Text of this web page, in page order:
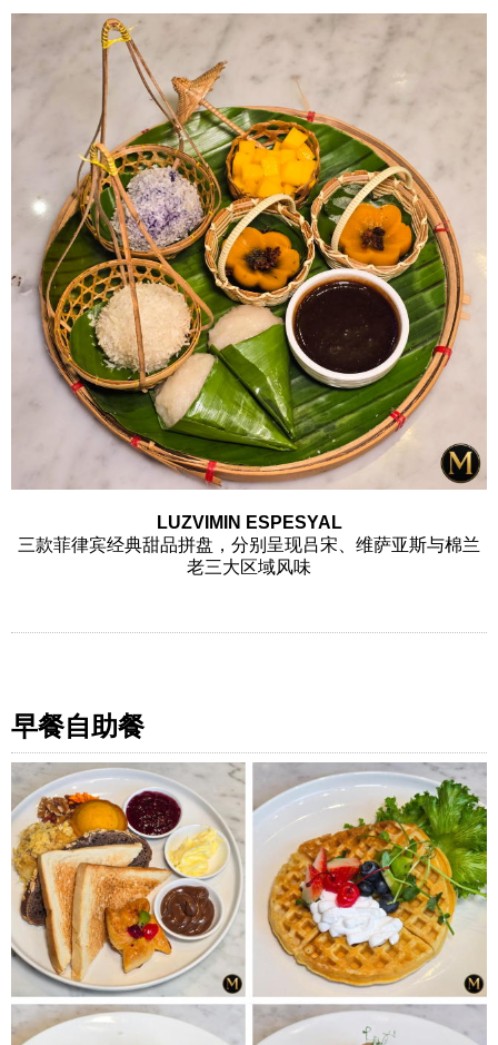
LUZVIMIN ESPESYAL
三款菲律宾经典甜品拼盘，分别呈现吕宋、维萨亚斯与棉兰
老三大区域风味
早餐自助餐